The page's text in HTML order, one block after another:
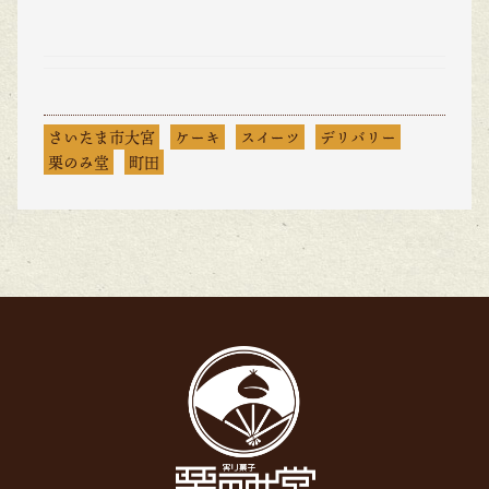
さいたま市大宮 ケーキ スイーツ
デリバリー
栗のみ堂
町田